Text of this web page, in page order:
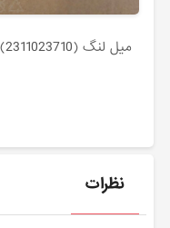
ميل لنگ (2311023710) کیا
نظرات